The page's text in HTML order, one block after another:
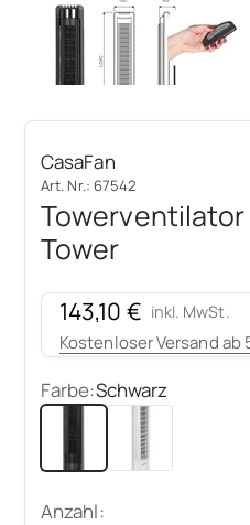
CasaFan
Art. Nr.: 67542
Towerventilator
Tower
Angebot
143,10 € inkl. MwSt.
Kostenloser Versand ab
Farbe:Schwarz
Weiß
Anzahl: